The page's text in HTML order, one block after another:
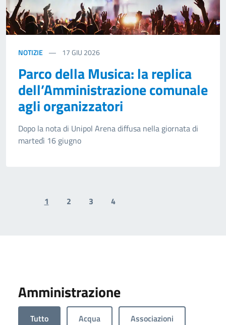
NOTIZIE 17GIU 2026
Parco della Musica: la replica
dell’Amministrazione comunale
agli organizzatori
Dopo la nota di Unipol Arena diffusa nella giornata di
martedì 16 giugno
Previous page
1 2 3 4
Amministrazione
Tutto Acqua Associazioni